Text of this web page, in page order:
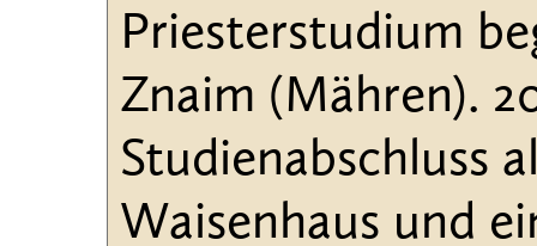
Priesterstudium
Znaim (Mähren).
Studienabschluss
Waisenhaus und